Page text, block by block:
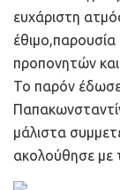
ευχάριστη
προπονητών
Το παρόν έδωσε
μάλιστα
ακολούθησε με